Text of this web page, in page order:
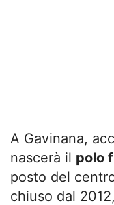
A Gavinana,
nascerà il polo
posto del
chiuso dal